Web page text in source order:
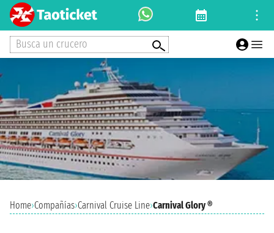
Busca un crucero
Home›Compañías›Carnival Cruise Line›Carnival Glory ®